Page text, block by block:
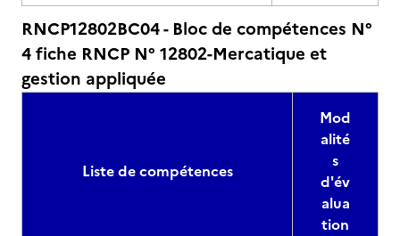
RNCP12802BC04 - Bloc de compétences N°
4 fiche RNCP N° 12802-Mercatique et
gestion appliquée
Liste de compétences
Mod
alité
s
d'év
alua
tion